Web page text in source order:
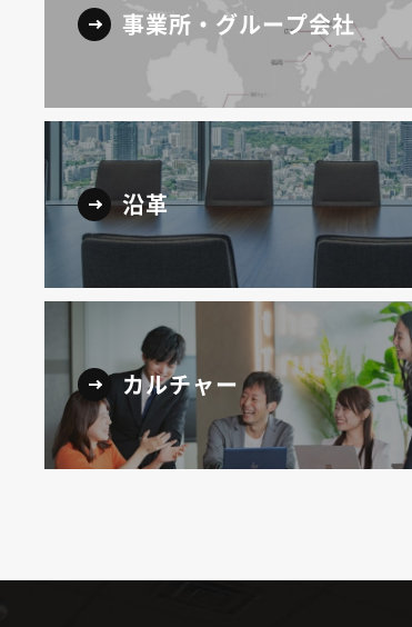
事業所・グループ会社
沿革
カルチャー